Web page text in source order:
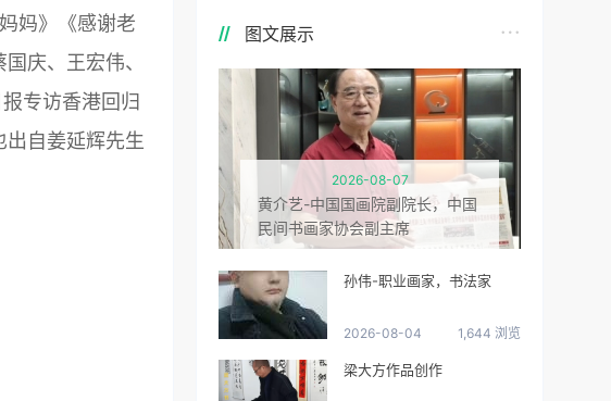
妈》《感谢老
庆、王宏伟、
专访香港回归
自姜延辉先生
图文展示
2026-08-07
黄介艺-中国国画院副院长，中国
民间书画家协会副主席
孙伟-职业画家，书法家
2026-08-04 1,644 浏览
梁大方作品创作